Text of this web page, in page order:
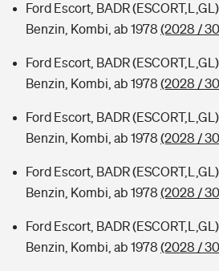
Ford Escort, BADR
Benzin, Kombi, ab 1978 (2028 /
Ford Escort, BADR
Benzin, Kombi, ab 1978 (2028 /
Ford Escort, BADR
Benzin, Kombi, ab 1978 (2028 /
Ford Escort, BADR
Benzin, Kombi, ab 1978 (2028 /
Ford Escort, BADR
Benzin, Kombi, ab 1978 (2028 /